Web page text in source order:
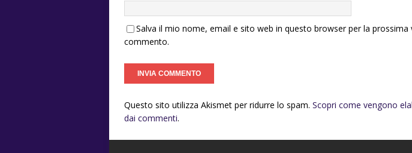
Salva il mio nome, email e sito web in questo browser per la prossima
commento.
Questo sito utilizza Akismet per ridurre lo spam. Scopri come vengono
dai commenti.